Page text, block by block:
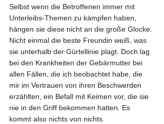
Selbst wenn die Betroffenen immer mit
Unterleibs-Themen zu kämpfen haben,
hängen sie diese nicht an die große Glocke.
Nicht einmal die beste Freundin weiß, was
sie unterhalb der Gürtellinie plagt. Doch lag
bei den Krankheiten der Gebärmutter bei
allen Fällen, die ich beobachtet habe, die
mir im Vertrauen von ihren Beschwerden
erzählten, ein Befall mit Keimen vor, die sie
nie in den Griff bekommen hatten. Es
kommt also nichts von nichts.